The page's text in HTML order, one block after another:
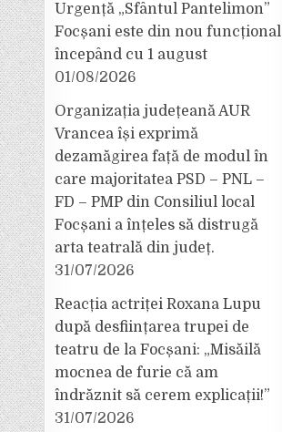
Urgență „Sfântul Pantelimon”
Focșani este din nou funcțional
începând cu 1 august
01/08/2026
Organizația județeană AUR
Vrancea își exprimă
dezamăgirea față de modul în
care majoritatea PSD – PNL –
FD – PMP din Consiliul local
Focșani a înțeles să distrugă
arta teatrală din județ.
31/07/2026
Reacția actriței Roxana Lupu
după desființarea trupei de
teatru de la Focșani: „Misăilă
mocnea de furie că am
îndrăznit să cerem explicații!”
31/07/2026